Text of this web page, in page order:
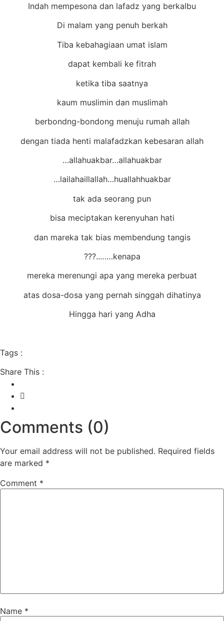
Indah mempesona dan lafadz yang berkalbu
Di malam yang penuh berkah
Tiba kebahagiaan umat islam
dapat kembali ke fitrah
ketika tiba saatnya
kaum muslimin dan muslimah
berbondng-bondong menuju rumah allah
dengan tiada henti malafadzkan kebesaran allah
allahuakbar…allahuakbar…
lailahaillallah…huallahhuakbar…
tak ada seorang pun
bisa meciptakan kerenyuhan hati
dan mareka tak bias membendung tangis
kenapa……..???
mereka merenungi apa yang mereka perbuat
atas dosa-dosa yang pernah singgah dihatinya
Hingga hari yang Adha
Tags :
Share This :
Comments (0)
Your email address will not be published. Required fields
are marked *
Comment *
Name *